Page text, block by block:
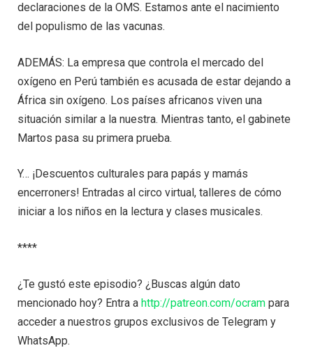
declaraciones de la OMS. Estamos ante el nacimiento
del populismo de las vacunas.
ADEMÁS: La empresa que controla el mercado del
oxígeno en Perú también es acusada de estar dejando a
África sin oxígeno. Los países africanos viven una
situación similar a la nuestra. Mientras tanto, el gabinete
Martos pasa su primera prueba.
Y… ¡Descuentos culturales para papás y mamás
encerroners! Entradas al circo virtual, talleres de cómo
iniciar a los niños en la lectura y clases musicales.
****
¿Te gustó este episodio? ¿Buscas algún dato
mencionado hoy? Entra a http://patreon.com/ocram para
acceder a nuestros grupos exclusivos de Telegram y
WhatsApp.